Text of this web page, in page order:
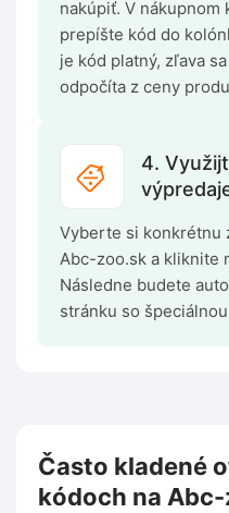
nakúpiť. V nákupnom
prepíšte kód do
je kód platný, zľava
odpočíta z ceny
4.
Vyberte si konkrétnu
Abc-zoo.sk a kliknite
Následne budete
stránku so
Často kladené
kódoch na